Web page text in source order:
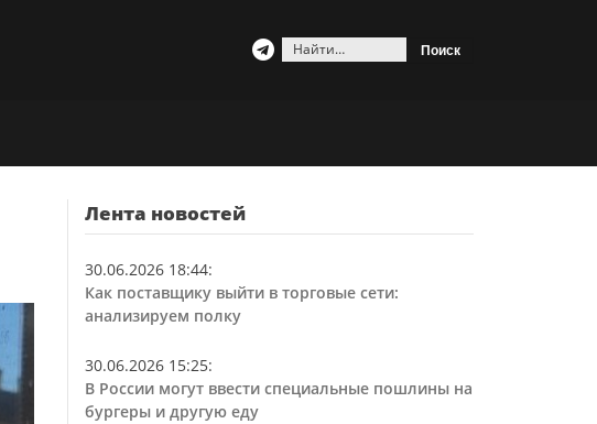
Найти:
Лента новостей
30.06.2026 18:44:
Как поставщику выйти в торговые сети:
анализируем полку
30.06.2026 15:25:
В России могут ввести специальные пошлины на
бургеры и другую еду